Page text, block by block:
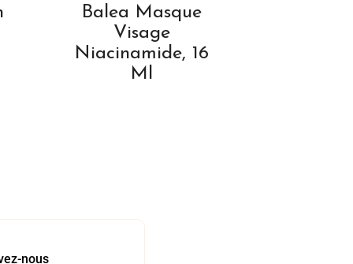
Balea Masque
Visage
Niacinamide, 16
Ml
nous